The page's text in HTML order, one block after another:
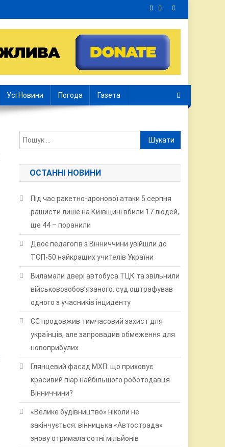
Усі Новини Погода Газета
Пошук:
ОСТАННІ НОВИНИ
Під час ракетно-дронової атаки 5 серпня
рашисти лише на Київщині вбили 17 людей,
ще 44 – поранили
Двоє педагогів з Вінниччини увійшли до
ТОП-50 найкращих учителів України
Виламали двері автобуса ТЦК та звільнили
військовозобов’язаного: суд оштрафував
одного з учасників інциденту
ЄС продовжив тимчасовий захист для
українців, але запровадив обмеження для
новоприбулих
Глянцевий фасад МХП: що приховує
красивий піар найбільшого роботодавця
Вінниччини?
«Велике будівництво» ніколи не
закінчується: вінницька «Автострада»
знову отримала сотні мільйонів